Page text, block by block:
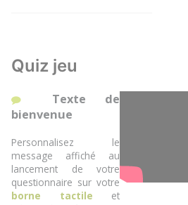
Quiz jeu
Texte de
bienvenue
Personnalisez le
message affiché au
lancement de votre
questionnaire sur votre
borne tactile et